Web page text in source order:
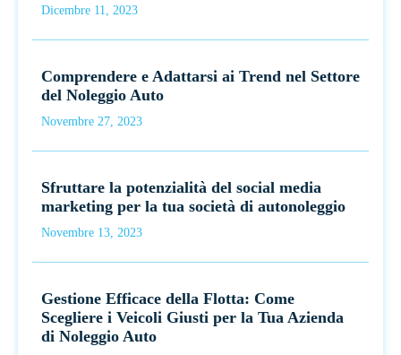
Dicembre 11, 2023
Comprendere e Adattarsi ai Trend nel Settore
del Noleggio Auto
Novembre 27, 2023
Sfruttare la potenzialità del social media
marketing per la tua società di autonoleggio
Novembre 13, 2023
Gestione Efficace della Flotta: Come
Scegliere i Veicoli Giusti per la Tua Azienda
di Noleggio Auto